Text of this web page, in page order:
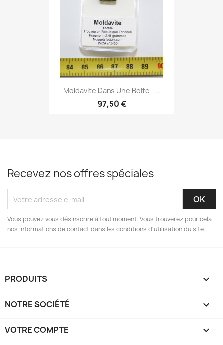
Moldavite Dans Une Boite -...
97,50 €
Recevez nos offres spéciales
Vous pouvez vous désinscrire à tout moment. Vous trouverez pour cela
nos informations de contact dans les conditions d'utilisation du site.
PRODUITS 
NOTRE SOCIÉTÉ 
VOTRE COMPTE 